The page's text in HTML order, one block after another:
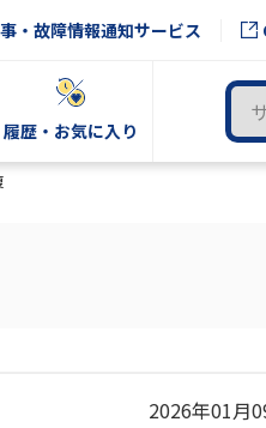
・故障情報通知サービス
履歴・お気に入り
2026年01月